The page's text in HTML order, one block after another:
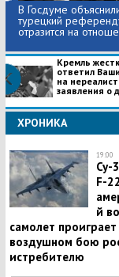
В Госдуме
турецкий
отразится на
Кремль
ответил
на
заявления о
ХРОНИКА
19:00
Су-
F-
й
самолет проиграет
воздушном бою
истребителю